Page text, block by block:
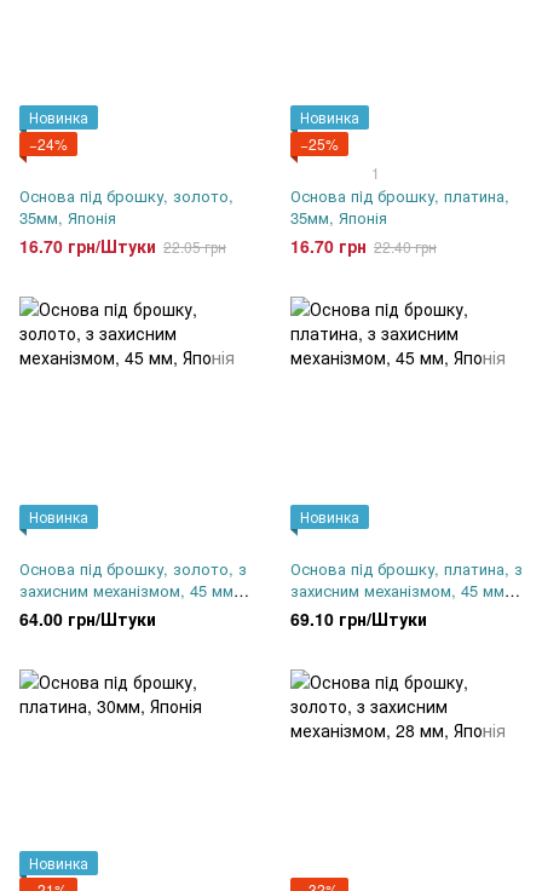
Новинка
−24%
Основа пiд брошку, золото,
35мм, Японія
16.70 грн/Штуки 22.05 грн
Новинка
−25%
1
Основа пiд брошку, платина,
35мм, Японія
16.70 грн 22.40 грн
Новинка
Основа пiд брошку, золото, з
захисним механізмом, 45 мм,
Японія
64.00 грн/Штуки
Новинка
Основа пiд брошку, платина, з
захисним механізмом, 45 мм,
Японія
69.10 грн/Штуки
Новинка